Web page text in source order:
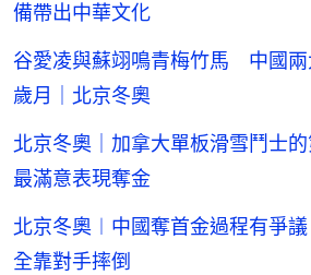
備帶出中華文化
谷愛凌與蘇翊鳴青梅竹馬 中國兩
歲月｜北京冬奧
北京冬奧｜加拿大單板滑雪鬥士
最滿意表現奪金
北京冬奧︱中國奪首金過程有爭
全靠對手摔倒